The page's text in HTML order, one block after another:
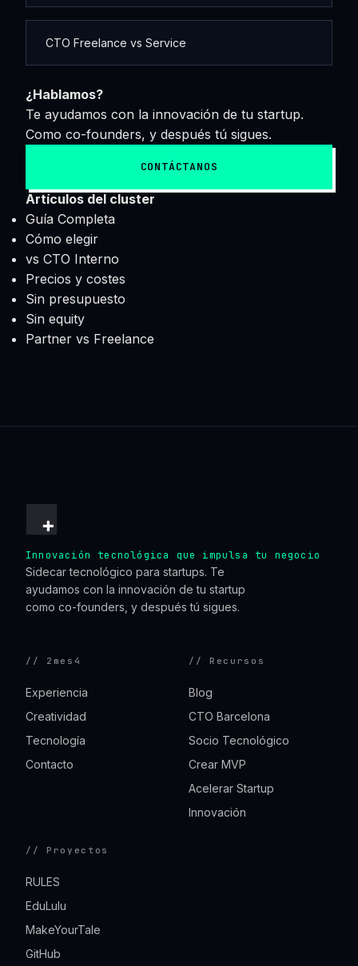
CTO Freelance vs Service
¿Hablamos?
Te ayudamos con la innovación de tu startup.
Como co-founders, y después tú sigues.
CONTÁCTANOS
Artículos del cluster
Guía Completa
Cómo elegir
vs CTO Interno
Precios y costes
Sin presupuesto
Sin equity
Partner vs Freelance
Innovación tecnológica que impulsa tu negocio
Sidecar tecnológico para startups. Te
ayudamos con la innovación de tu startup
como co-founders, y después tú sigues.
// 2mes4
Experiencia
Creatividad
Tecnología
Contacto
// Recursos
Blog
CTO Barcelona
Socio Tecnológico
Crear MVP
Acelerar Startup
Innovación
// Proyectos
RULES
EduLulu
MakeYourTale
GitHub